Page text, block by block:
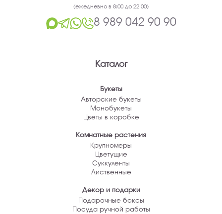
(ежедневно в 8:00 до 22:00)
8 989 042 90 90
Каталог
Букеты
Авторские букеты
Монобукеты
Цветы в коробке
Комнатные растения
Крупномеры
Цветущие
Суккуленты
Лиственные
Декор и подарки
Подарочные боксы
Посуда ручной работы